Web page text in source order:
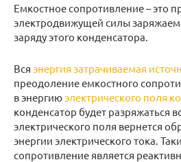
Емкостное сопротивление – это
электродвижущей силы
заряду этого конденсатора.
Вся энергия затрачиваемая
преодоление емкостного
в энергиюэлектрического поля
конденсатор будет разряжаться
электрического поля вернется
энергии электрического тока.
сопротивление является